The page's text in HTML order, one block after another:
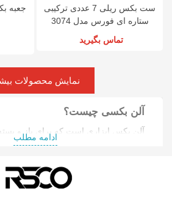
ست بکس ریلی 7 عددی ترکیبی
ستاره ای فورس مدل 3074
تماس بگیرید
نمایش محصولات
آلن بکسی چیست؟
آلن بکس ابزاری است که برای باز و بسته
مورد استفاده قرار می گیرد.
آلن بکس ها بر اساس شکل ظاهری به
ادامه مطلب